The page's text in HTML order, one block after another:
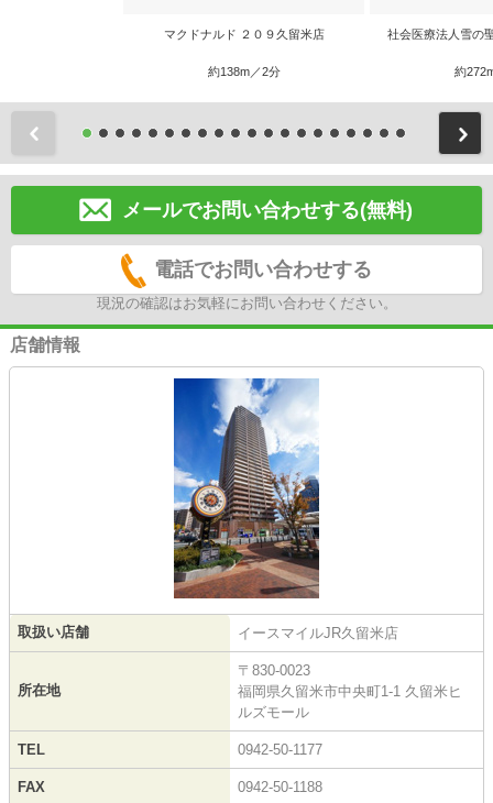
マクドナルド ２０９久留米店
約138m／2分
社会医療法人雪の
約
メールでお問い合わせする(無料)
電話でお問い合わせする
現況の確認はお気軽にお問い合わせください。
店舗情報
取扱い店舗 イースマイルJR久留米店
所在地
〒830-0023
福岡県久留米市中央町1-1 久留米ヒ
ルズモール
TEL 0942-50-1177
FAX 0942-50-1188